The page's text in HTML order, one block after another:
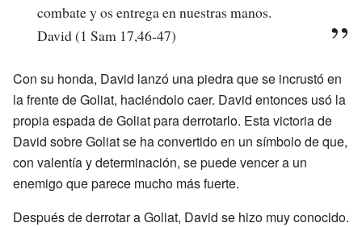
combate y os entrega en nuestras manos.
David (1 Sam 17,46-47)
Con su honda, David lanzó una piedra que se incrustó en
la frente de Goliat, haciéndolo caer. David entonces usó la
propia espada de Goliat para derrotarlo. Esta victoria de
David sobre Goliat se ha convertido en un símbolo de que,
con valentía y determinación, se puede vencer a un
enemigo que parece mucho más fuerte.
Después de derrotar a Goliat, David se hizo muy conocido.